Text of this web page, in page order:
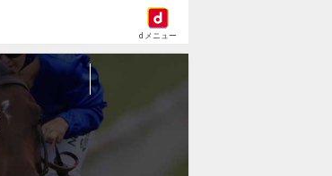
dメニュー